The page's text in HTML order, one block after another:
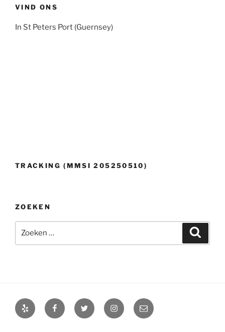
VIND ONS
In St Peters Port (Guernsey)
TRACKING (MMSI 205250510)
ZOEKEN
naar:
Yelp FacebookTwitter Instagram
E-
mail